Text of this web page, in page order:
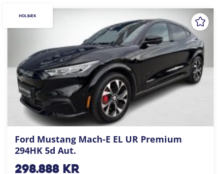
Ford Mustang Mach-E EL UR Premium
294HK 5d Aut.
298.888kr
HOLBÆK